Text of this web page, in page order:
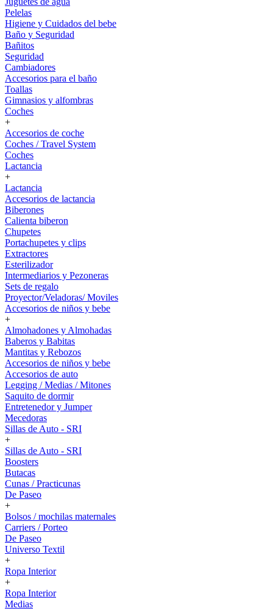
Pelelas
Higiene y Cuidados del bebe
Baño y Seguridad
Bañitos
Seguridad
Cambiadores
Accesorios para el baño
Toallas
Gimnasios y alfombras
Coches
+
Accesorios de coche
Coches / Travel System
Coches
Lactancia
+
Lactancia
Accesorios de lactancia
Biberones
Calienta biberon
Chupetes
Portachupetes y clips
Extractores
Esterilizador
Intermediarios y Pezoneras
Sets de regalo
Proyector/Veladoras/ Moviles
Accesorios de niños y bebe
+
Almohadones y Almohadas
Baberos y Babitas
Mantitas y Rebozos
Accesorios de niños y bebe
Accesorios de auto
Legging / Medias / Mitones
Saquito de dormir
Entretenedor y Jumper
Mecedoras
Sillas de Auto - SRI
+
Sillas de Auto - SRI
Boosters
Butacas
Cunas / Practicunas
De Paseo
+
Bolsos / mochilas maternales
Carriers / Porteo
De Paseo
Universo Textil
+
Ropa Interior
+
Ropa Interior
Medias